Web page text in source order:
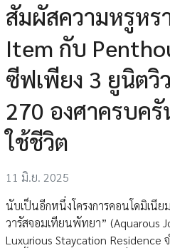
สัมผัสความหรูหร
Item กับ
ซีฟเพียง 3 ยูนิตวิ
270 องศาครบค
ใช้ชีวิต
11 มิ.ย. 2025
นับเป็นอีกหนึ่งโครงการคอนโดมิเนี
วารัสจอมเทียนพัทยา” (Aquarous
Luxurious Staycation Residence